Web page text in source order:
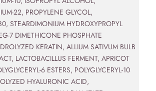
22, PROPYLENE GLYCOL,
STEARDIMONIUM HYDROXYPROPYL
7 DIMETHICONE PHOSPHATE
KERATIN, ALLIUM SATIVUM BULB
LACTOBACILLUS FERMENT, APRICOT
6 ESTERS, POLYGLYCERYL-10
HYALURONIC ACID,